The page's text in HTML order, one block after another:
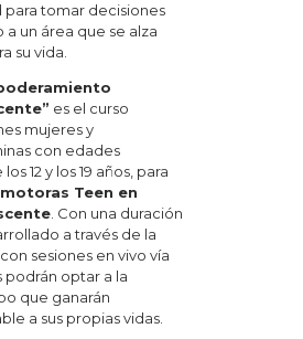
tomar decisiones
un área que se alza
su vida.
es el curso
mujeres y
con edades
12 y los 19 años, para
Teen en
. Con una duración
a través de la
sesiones en vivo vía
podrán optar a la
que ganarán
a sus propias vidas.